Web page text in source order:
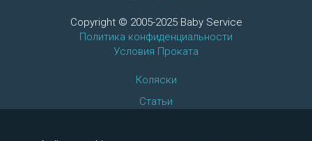
Copyright © 2005-2025 Baby Service
Политика конфиденциальности
Условия Проката
Коляски
Статьи